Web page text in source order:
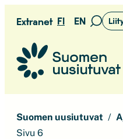
Siirry
sisältöön
Extranet FI EN
Siirry
Suomen uusiutuvat ry
Suomen uusiutuvat
Sivu 6